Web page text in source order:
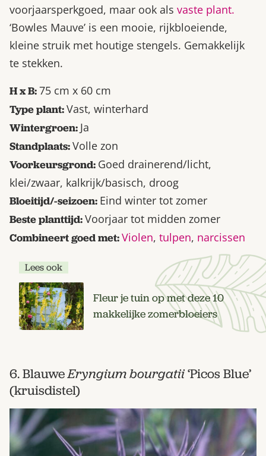
voorjaarsperkgoed, maar ook als vaste plant.
‘Bowles Mauve’ is een mooie, rijkbloeiende,
kleine struik met houtige stengels. Gemakkelijk
te stekken.
H x B:75 cm x 60 cm
Type plant:Vast, winterhard
Wintergroen: Ja
Standplaats:Volle zon
Voorkeursgrond: Goed drainerend/licht,
klei/zwaar, kalkrijk/basisch, droog
Bloeitijd/-seizoen: Eind winter tot zomer
Beste planttijd:Voorjaar tot midden zomer
Combineert goed met:Violen, tulpen, narcissen
Lees ook
Fleur je tuin op met deze 10
makkelijke zomerbloeiers
6. BlauweEryngium bourgatii‘Picos Blue’
(kruisdistel)